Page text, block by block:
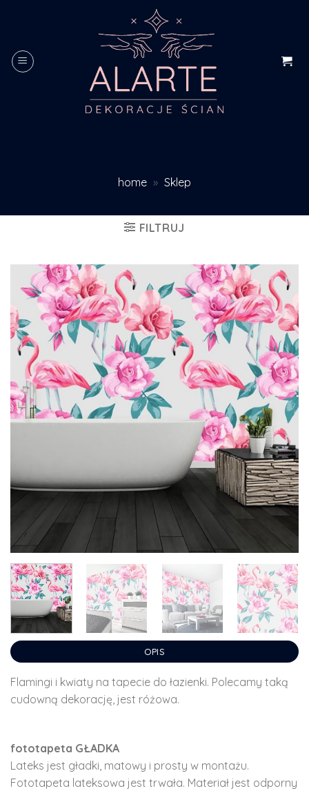
home » Sklep
FILTRUJ
OPIS
Flamingi i kwiaty na tapecie do łazienki. Polecamy taką
cudowną dekorację, jest różowa.
fototapeta GŁADKA
Lateks jest gładki, matowy i prosty w montażu.
Fototapeta lateksowa jest trwała. Materiał jest odporny